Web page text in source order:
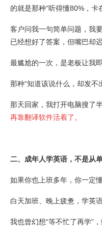
的就是那种“听得懂80%，卡
客户问我一句简单问题，我
已经想好了答案，但嘴巴却
最尴尬的一次，是老板让
那种“知道该说什么，却发不
那天回家，我打开电脑搜了
再靠翻译软件活着了。
二、成年人学英语，不是从
如果你也上班多年，你一定
白天加班、晚上疲惫，学英
我也曾幻想“等不忙了再学”